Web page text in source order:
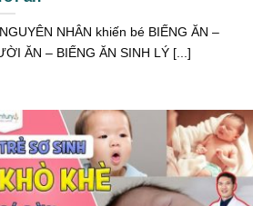
NHÂN khiến bé BIẾNG ĂN –
ĂN – BIẾNG ĂN SINH LÝ [...]